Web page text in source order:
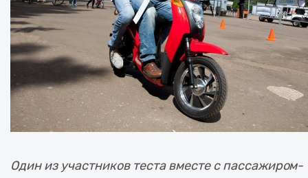
Один из участников теста вместе с пассажиром-